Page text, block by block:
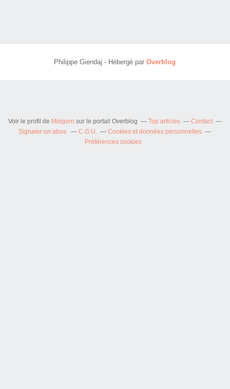
Philippe Giendaj - Hébergé parOverblog
Voir le profil de Midgorn sur le portail Overblog Top articles
Contact
Signaler un abus
C.G.U.
Cookies et données personnelles
Préférences cookies